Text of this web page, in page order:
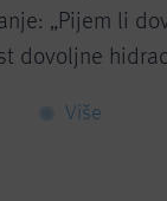
„Pijem li
dovoljne
Više